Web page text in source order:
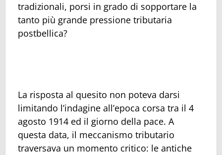
tradizionali, porsi in grado di sopportare la
tanto più grande pressione tributaria
postbellica?
La risposta al quesito non poteva darsi
limitando l’indagine all’epoca corsa tra il 4
agosto 1914 ed il giorno della pace. A
questa data, il meccanismo tributario
traversava un momento critico: le antiche